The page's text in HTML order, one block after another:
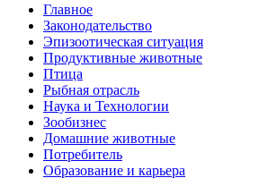
Главное
Законодательство
Эпизоотическая ситуация
Продуктивные животные
Птица
Рыбная отрасль
Наука и Технологии
Зообизнес
Домашние животные
Потребитель
Образование и карьера